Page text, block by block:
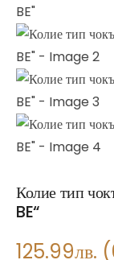
Колие тип
BE“
125.99лв. (